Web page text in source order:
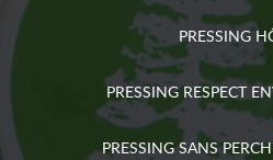
PRESSING
PRESSING RESPECT
PRESSING SANS